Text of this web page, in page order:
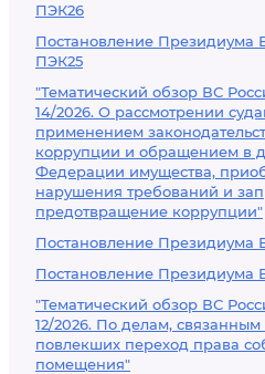
ПЭК26
Постановление Президиума
ПЭК25
"Тематический обзор ВС
14/2026. О рассмотрении
применением
коррупции и обращением в
Федерации имущества,
нарушения требований и
предотвращение коррупции"
Постановление Президиума
Постановление Президиума
"Тематический обзор ВС
12/2026. По делам,
повлекших переход права
помещения"